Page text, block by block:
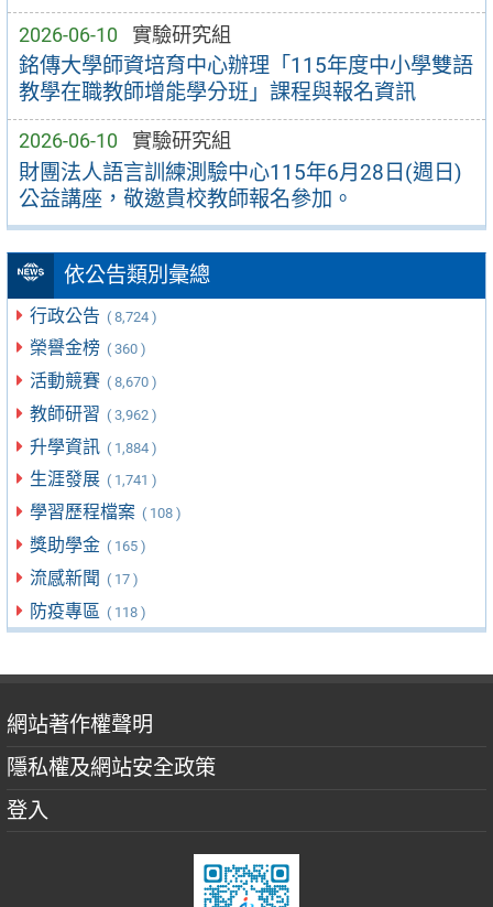
2026-06-10 實驗研究組
銘傳大學師資培育中心辦理「115年度中小學雙語
教學在職教師增能學分班」課程與報名資訊
2026-06-10 實驗研究組
財團法人語言訓練測驗中心115年6月28日(週日)
公益講座，敬邀貴校教師報名參加。
依公告類別彙總
行政公告 ( 8,724 )
榮譽金榜 ( 360 )
活動競賽 ( 8,670 )
教師研習 ( 3,962 )
升學資訊 ( 1,884 )
生涯發展 ( 1,741 )
學習歷程檔案 ( 108 )
獎助學金 ( 165 )
流感新聞 ( 17 )
防疫專區 ( 118 )
網站著作權聲明
隱私權及網站安全政策
登入